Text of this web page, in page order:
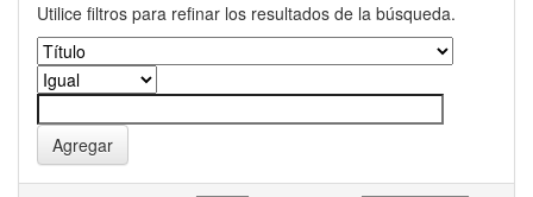
Utilice filtros para refinar los resultados de la búsqueda.